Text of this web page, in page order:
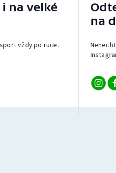
na velké
vždy po ruce.
na